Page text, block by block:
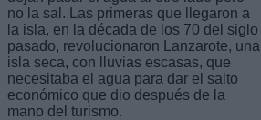
no la sal. Las primeras que llegaron a
la isla, en la década de los 70 del siglo
pasado, revolucionaron Lanzarote, una
isla seca, con lluvias escasas, que
necesitaba el agua para dar el salto
económico que dio después de la
mano del turismo.